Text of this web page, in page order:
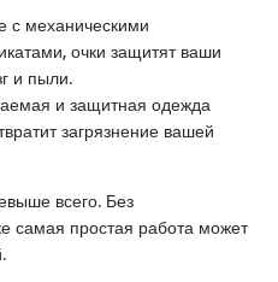
с механическими
очки защитят ваши
и пыли.
и защитная одежда
загрязнение вашей
всего. Без
самая простая работа может